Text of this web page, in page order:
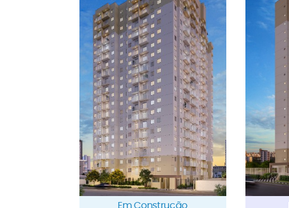
Em Construção